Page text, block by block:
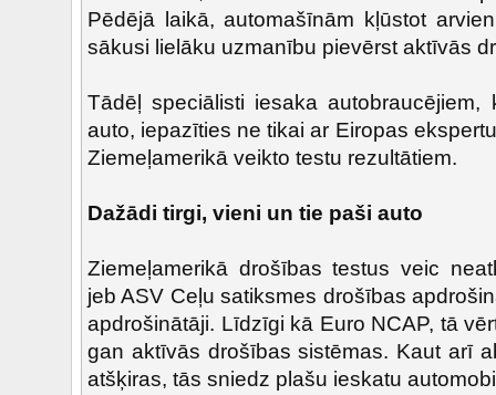
Pēdējā laikā, automašīnām kļūstot
sākusi lielāku uzmanību pievērst aktīvās
Tādēļ speciālisti iesaka autobraucējiem,
auto, iepazīties ne tikai ar Eiropas
Ziemeļamerikā veikto testu rezultātiem.
Dažādi tirgi, vieni un tie paši auto
Ziemeļamerikā drošības testus veic
jeb ASV Ceļu satiksmes drošības
apdrošinātāji. Līdzīgi kā Euro NCAP, tā
gan aktīvās drošības sistēmas. Kaut arī
atšķiras, tās sniedz plašu ieskatu